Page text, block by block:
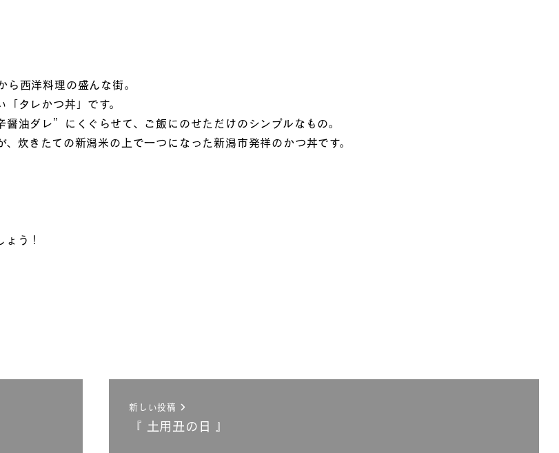
西洋料理の盛んな街。
タレかつ丼」です。
油ダレ”にくぐらせて、ご飯にのせただけのシンプルなもの。
炊きたての新潟米の上で一つになった新潟市発祥のかつ丼です。
う！
新しい投稿
『 土用丑の日 』